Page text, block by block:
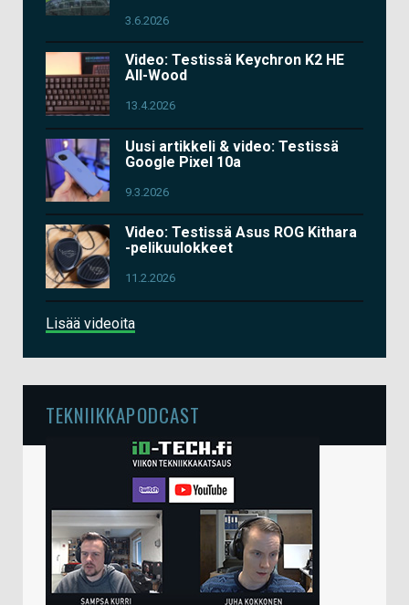
3.6.2026
Video: Testissä Keychron K2 HE
All-Wood
13.4.2026
Uusi artikkeli & video: Testissä
Google Pixel 10a
9.3.2026
Video: Testissä Asus ROG Kithara
-pelikuulokkeet
11.2.2026
Lisää videoita
TEKNIIKKAPODCAST